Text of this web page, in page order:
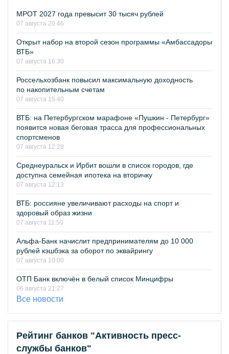
МРОТ 2027 года превысит 30 тысяч рублей
07 августа 20:46
Открыт набор на второй сезон программы «Амбассадоры
ВТБ»
07 августа 16:30
Россельхозбанк повысил максимальную доходность
по накопительным счетам
07 августа 15:40
ВТБ: на Петербургском марафоне «Пушкин - Петербург»
появится новая беговая трасса для профессиональных
спортсменов
07 августа 12:28
Среднеуральск и Ирбит вошли в список городов, где
доступна семейная ипотека на вторичку
07 августа 12:13
ВТБ: россияне увеличивают расходы на спорт и
здоровый образ жизни
07 августа 11:50
Альфа-Банк начислит предпринимателям до 10 000
рублей кэшбэка за оборот по эквайрингу
07 августа 10:00
ОТП Банк включён в белый список Минцифры
06 августа 21:27
Все новости
Рейтинг банков "Активность пресс-
службы банков"